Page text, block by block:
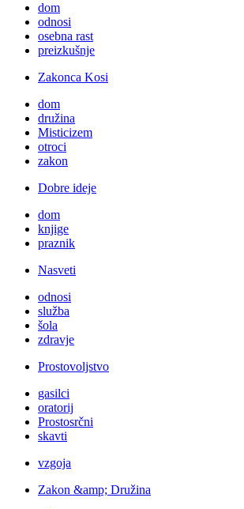
dom
odnosi
osebna rast
preizkušnje
Zakonca Kosi
dom
družina
Misticizem
otroci
zakon
Dobre ideje
dom
knjige
praznik
Nasveti
odnosi
služba
šola
zdravje
Prostovoljstvo
gasilci
oratorij
Prostosrčni
skavti
vzgoja
Zakon &amp; Družina